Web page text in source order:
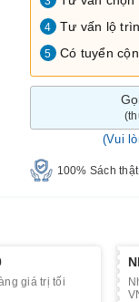
4 Tư vấn lộ
5 Có tuyển
(Vui
100% Sách thật
giá trị tối